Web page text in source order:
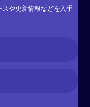
や更新情報などを入手